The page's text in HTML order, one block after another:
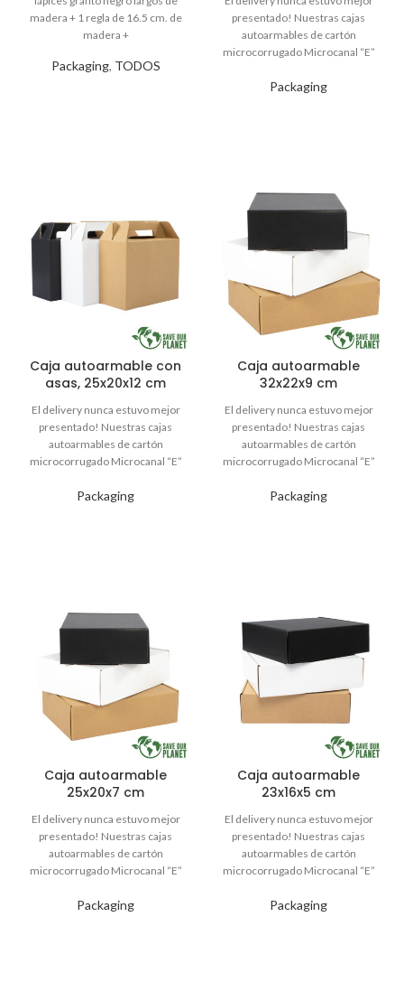
Packaging, TODOS
Packaging
Caja autoarmable con
asas, 25x20x12 cm
Packaging
Caja autoarmable
32x22x9 cm
Packaging
Caja autoarmable
25x20x7 cm
Packaging
Caja autoarmable
23x16x5 cm
Packaging